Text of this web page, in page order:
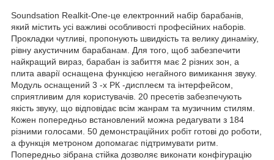
Soundsation Realkit-One-це електронний набір барабанів,
який містить усі важливі особливості професійних наборів.
Прокладки чутливі, пропонують швидкість та велику динаміку,
рівну акустичним барабанам. Для того, щоб забезпечити
найкращий вираз, барабан із забиття має 2 різних зон, а
плита аварії оснащена функцією негайного вимикання звуку.
Модуль оснащений 3 -х РК -дисплеєм та інтерфейсом,
сприятливим для користувачів. 20 пресетів забезпечують
якість звуку, що відповідає всім жанрам та музичним стилям.
Кожен попередньо встановлений можна редагувати з 184
різними голосами. 50 демонстраційних робіт готові до роботи,
а функція метроном допомагає підтримувати ритм.
Попередньо зібрана стійка дозволяє виконати конфігурацію